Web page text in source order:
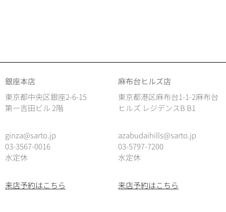
銀座本店
東京都中央区銀座2-6-15
第一吉田ビル 2階
ginza@sarto.jp
03-3567-0016
水定休
来店予約はこちら
麻布台ヒルズ店
東京都港区麻布台1-1-2麻布台
ヒルズ レジデンスB B1
azabudaihills@sarto.jp
03-5797-7200
水定休
来店予約はこちら